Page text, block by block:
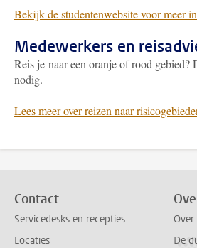
Bekijk de studentenwebsite voor meer
Medewerkers en
Reis je naar een oranje of rood gebied?
nodig.
Lees meer over reizen naar
Contact
Servicedesks en recepties
Locaties
De